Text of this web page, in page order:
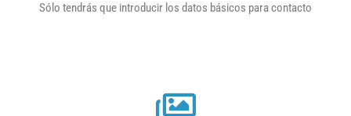
Sólo tendrás que introducir los datos básicos para contacto